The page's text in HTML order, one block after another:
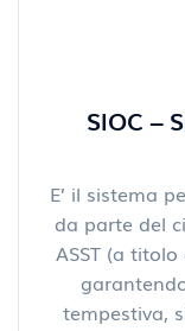
SIOC –
E’ il sistema
da parte del
ASST (a
tempestiva,